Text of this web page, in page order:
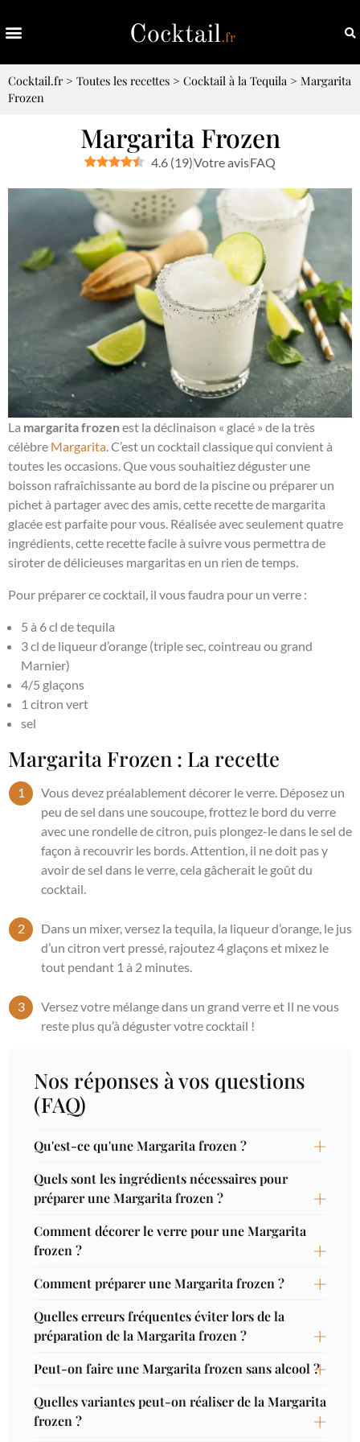
Cocktail.fr> Toutes les recettes > Cocktail à la Tequila > Margarita
Frozen
Margarita Frozen
4.6 (19)Votre avisFAQ
La margarita frozenest la déclinaison « glacé » de la très
célèbre Margarita. C’est un cocktail classique qui convient à
toutes les occasions. Que vous souhaitiez déguster une
boisson rafraîchissante au bord de la piscine ou préparer un
pichet à partager avec des amis, cette recette de margarita
glacée est parfaite pour vous. Réalisée avec seulement quatre
ingrédients, cette recette facile à suivre vous permettra de
siroter de délicieuses margaritas en un rien de temps.
Pour préparer ce cocktail, il vous faudra pour un verre :
5 à 6 cl de tequila
3 cl de liqueur d’orange (triple sec, cointreau ou grand
Marnier)
4/5 glaçons
1 citron vert
sel
Margarita Frozen : La recette
Vous devez préalablement décorer le verre. Déposez un
peu de sel dans une soucoupe, frottez le bord du verre
avec une rondelle de citron, puis plongez-le dans le sel de
façon à recouvrir les bords. Attention, il ne doit pas y
avoir de sel dans le verre, cela gâcherait le goût du
cocktail.
Dans un mixer, versez la tequila, la liqueur d’orange, le jus
d’un citron vert pressé, rajoutez 4 glaçons et mixez le
tout pendant 1 à 2 minutes.
Versez votre mélange dans un grand verre et Il ne vous
reste plus qu’à déguster votre cocktail !
Nos réponses à vos questions
(FAQ)
Qu'est-ce qu'une Margarita frozen ?
Quels sont les ingrédients nécessaires pour
préparer une Margarita frozen ?
Comment décorer le verre pour une Margarita
frozen ?
Comment préparer une Margarita frozen ?
Quelles erreurs fréquentes éviter lors de la
préparation de la Margarita frozen ?
Peut-on faire une Margarita frozen sans alcool ?
Quelles variantes peut-on réaliser de la Margarita
frozen ?